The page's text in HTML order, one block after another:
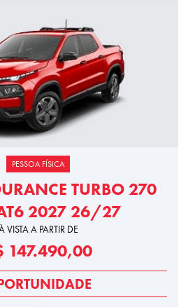
PESSOA FÍSICA
TURBO 270
2027 26/27
VISTA A PARTIR DE
147.490,00